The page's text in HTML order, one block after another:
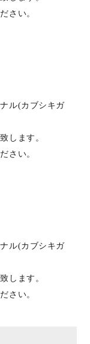
さい。
ル(カブシキガ
します。
さい。
ル(カブシキガ
します。
さい。